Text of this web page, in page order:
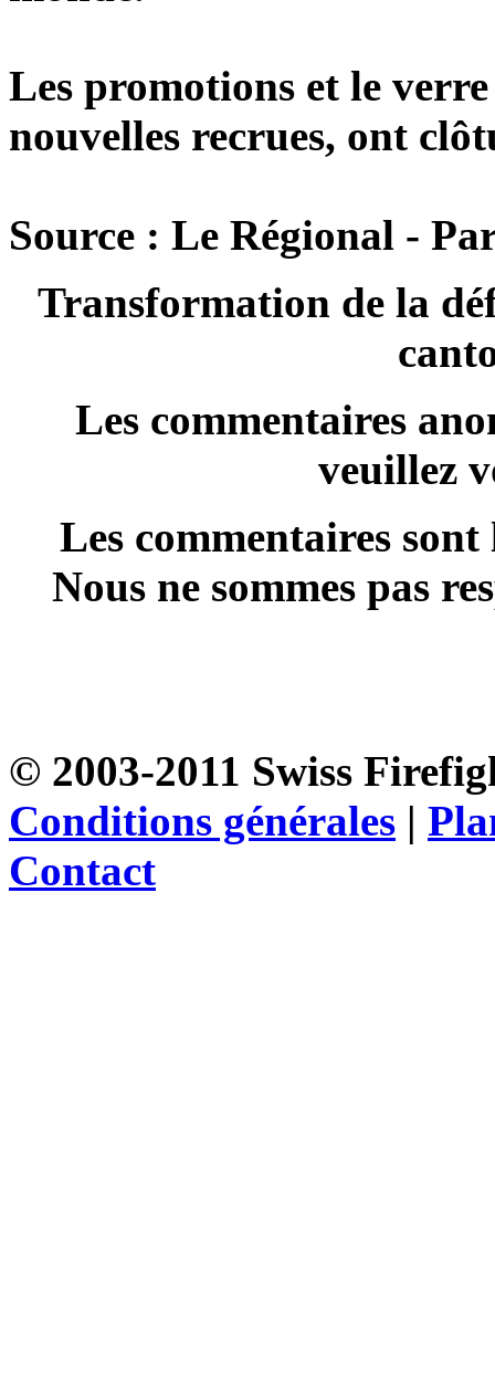
Les promotions et le
nouvelles recrues, ont
Source : Le Régional -
Transformation de la
Les commentaires
veuillez
Les commentaires
Nous ne sommes pas
© 2003-2011 Swiss
Conditions générales |
Contact